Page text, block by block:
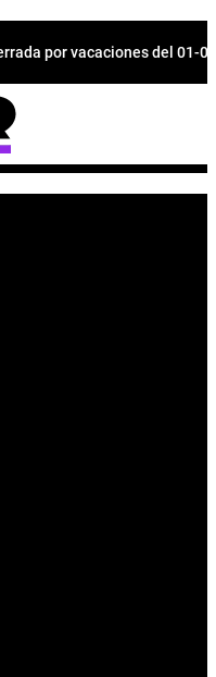
por vacaciones del 01-